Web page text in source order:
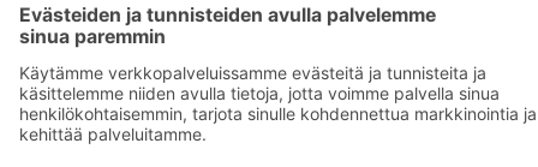
S-ostoslista -sovellus
Prisma.fi
Sokos.fi
S-Pankki
Yhteishyvä
Sokos Hotels